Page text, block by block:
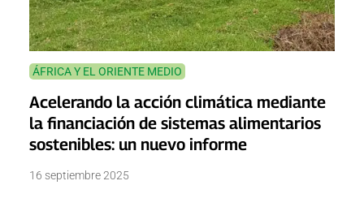
ÁFRICA Y EL ORIENTE MEDIO
Acelerando la acción climática mediante
la financiación de sistemas alimentarios
sostenibles: un nuevo informe
16 septiembre 2025